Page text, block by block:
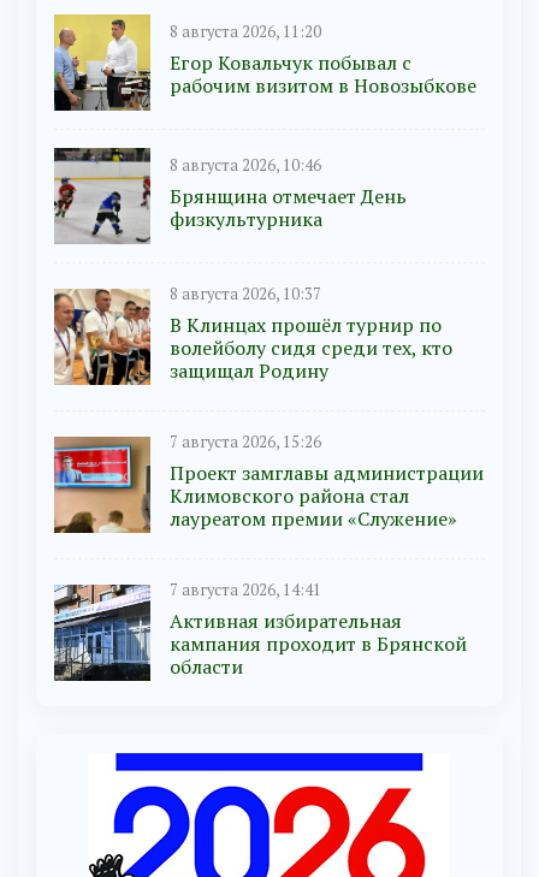
8 августа 2026, 11:20
Егор Ковальчук побывал с
рабочим визитом в Новозыбкове
8 августа 2026, 10:46
Брянщина отмечает День
физкультурника
8 августа 2026, 10:37
В Клинцах прошёл турнир по
волейболу сидя среди тех, кто
защищал Родину
7 августа 2026, 15:26
Проект замглавы администрации
Климовского района стал
лауреатом премии «Служение»
7 августа 2026, 14:41
Активная избирательная
кампания проходит в Брянской
области